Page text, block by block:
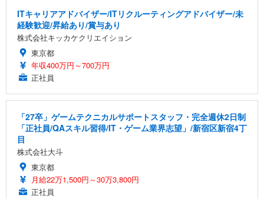
ITキャリアアドバイザー/ITリクルーティングアドバイザー/未
経験歓迎/昇給あり/賞与あり
株式会社キッカケクリエイション
東京都
年収400万円～700万円
正社員
「27卒」ゲームテクニカルサポートスタッフ・完全週休2日制
「正社員/QAスキル習得/IT・ゲーム業界志望」/新宿区新宿4丁
目
株式会社大斗
東京都
月給22万1,500円～30万3,800円
正社員